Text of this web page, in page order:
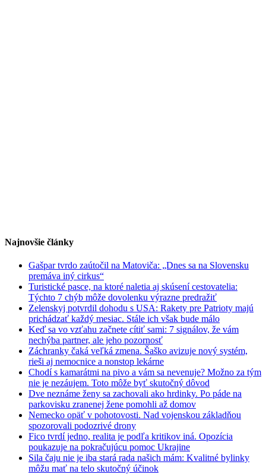
Najnovšie články
Gašpar tvrdo zaútočil na Matoviča: „Dnes sa na Slovensku
premáva iný cirkus“
Turistické pasce, na ktoré naletia aj skúsení cestovatelia:
Týchto 7 chýb môže dovolenku výrazne predražiť
Zelenskyj potvrdil dohodu s USA: Rakety pre Patrioty majú
prichádzať každý mesiac. Stále ich však bude málo
Keď sa vo vzťahu začnete cítiť sami: 7 signálov, že vám
nechýba partner, ale jeho pozornosť
Záchranky čaká veľká zmena. Šaško avizuje nový systém,
rieši aj nemocnice a nonstop lekárne
Chodí s kamarátmi na pivo a vám sa nevenuje? Možno za tým
nie je nezáujem. Toto môže byť skutočný dôvod
Dve neznáme ženy sa zachovali ako hrdinky. Po páde na
parkovisku zranenej žene pomohli až domov
Nemecko opäť v pohotovosti. Nad vojenskou základňou
spozorovali podozrivé drony
Fico tvrdí jedno, realita je podľa kritikov iná. Opozícia
poukazuje na pokračujúcu pomoc Ukrajine
Sila čaju nie je iba stará rada našich mám: Kvalitné bylinky
môžu mať na telo skutočný účinok